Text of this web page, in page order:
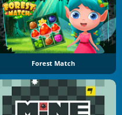
Forest Match